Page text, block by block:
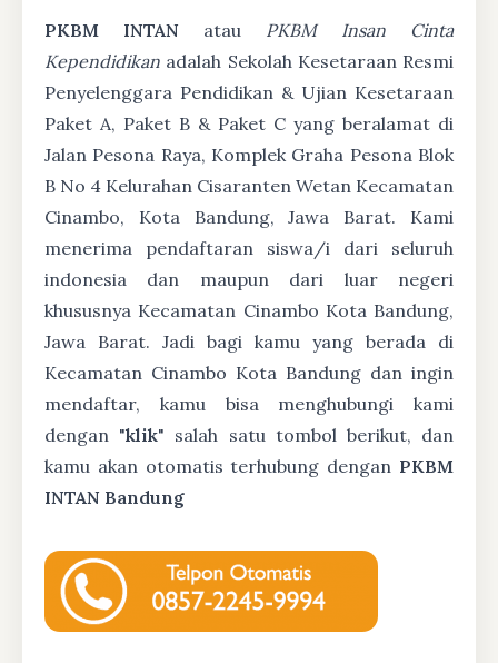
PKBM INTAN atau PKBM Insan Cinta
Kependidikan adalah Sekolah Kesetaraan Resmi
Penyelenggara Pendidikan & Ujian Kesetaraan
Paket A, Paket B & Paket C yang beralamat di
Jalan Pesona Raya, Komplek Graha Pesona Blok
B No 4 Kelurahan Cisaranten Wetan Kecamatan
Cinambo, Kota Bandung, Jawa Barat. Kami
menerima pendaftaran siswa/i dari seluruh
indonesia dan maupun dari luar negeri
khususnya Kecamatan Cinambo Kota Bandung,
Jawa Barat. Jadi bagi kamu yang berada di
Kecamatan Cinambo Kota Bandung dan ingin
mendaftar, kamu bisa menghubungi kami
dengan "klik" salah satu tombol berikut, dan
kamu akan otomatis terhubung dengan PKBM
INTAN Bandung